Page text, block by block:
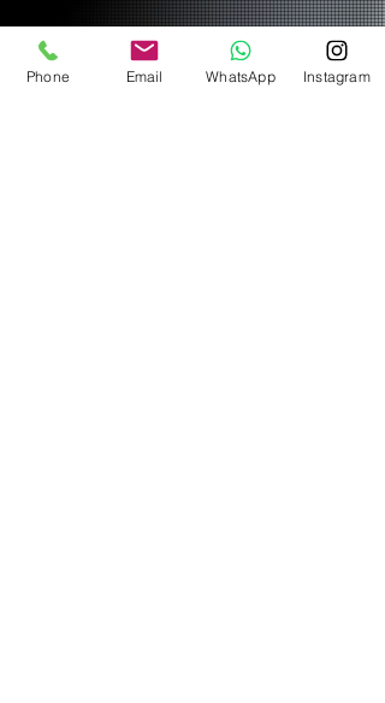
Phone Email WhatsApp Instagram